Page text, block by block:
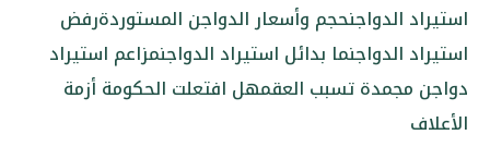
استيراد الدواجنحجم وأسعار الدواجن المستوردةرفض
استيراد الدواجنما بدائل استيراد الدواجنمزاعم استيراد
دواجن مجمدة تسبب العقمهل افتعلت الحكومة أزمة
الأعلاف